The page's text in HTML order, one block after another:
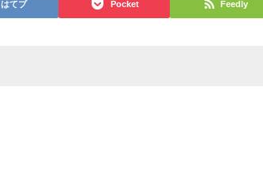
はてブ Pocket Feedly